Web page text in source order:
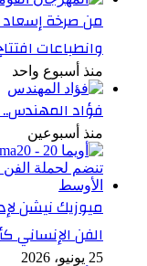
من صرخة
وانطباعات
منذ أسبوع واحد
فؤاد
منذ أسبوعين
ميوزيك نيشن
الفن
25 يونيو، 2026